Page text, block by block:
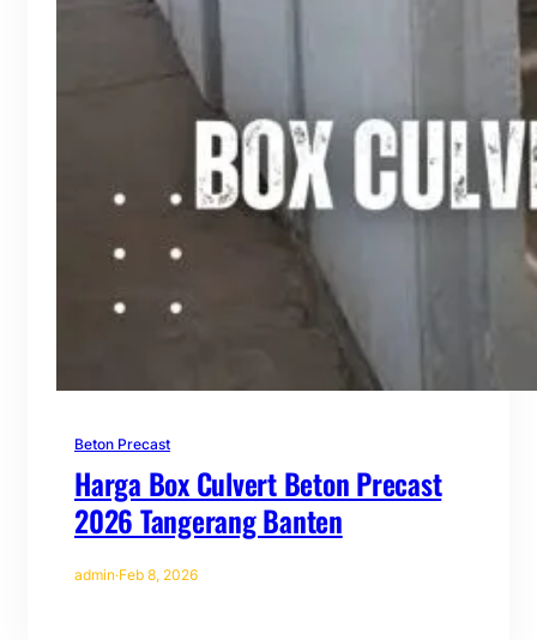
Beton Precast
Harga Box Culvert Beton Precast
2026 Tangerang Banten
admin·Feb 8, 2026